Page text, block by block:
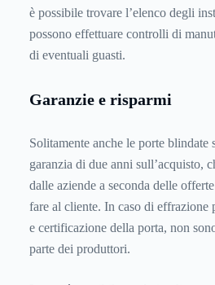
è possibile trovare l’elenco degli
possono effettuare controlli di
di eventuali guasti.
Garanzie e risparmi
Solitamente anche le porte blindate
garanzia di due anni sull’acquisto,
dalle aziende a seconda delle
fare al cliente. In caso di effrazione
e certificazione della porta, non
parte dei produttori.